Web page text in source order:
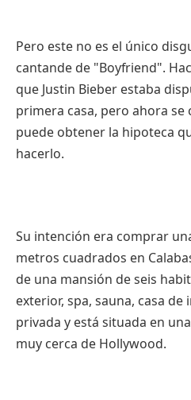
Pero este no es el único
cantande de "Boyfriend".
que Justin Bieber estaba
primera casa, pero ahora se
puede obtener la hipoteca
hacerlo.
Su intención era comprar
metros cuadrados en
de una mansión de seis
exterior, spa, sauna, casa de
privada y está situada en
muy cerca de Hollywood.